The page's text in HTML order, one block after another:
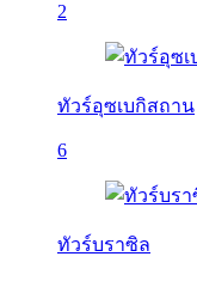
2
ทัวร์อุซเบกิสถาน
6
ทัวร์บราซิล